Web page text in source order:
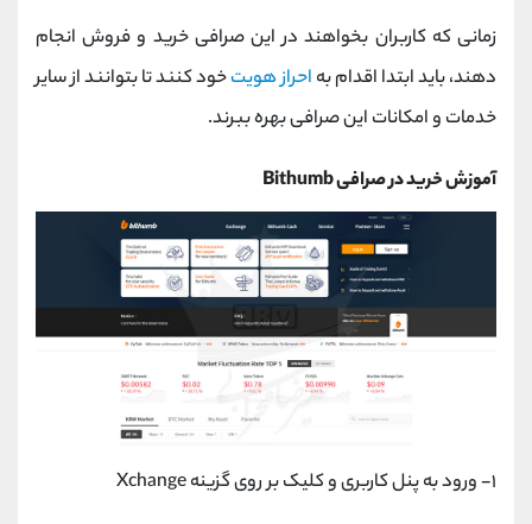
زمانی که کاربران بخواهند در این صرافی خرید و فروش انجام
دهند، باید ابتدا اقدام به احراز هویتخود کنند تا بتوانند از سایر
خدمات و امکانات این صرافی بهره ببرند.
آموزش خرید در صرافی Bithumb
۱- ورود به پنل کاربری و کلیک بر روی گزینه Xchange